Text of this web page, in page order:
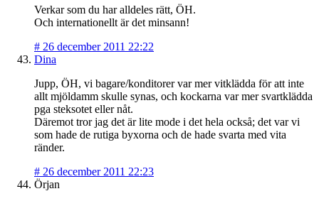
Verkar som du har alldeles rätt, ÖH.
Och internationellt är det minsann!
# 26 december 2011 22:22
Dina
Jupp, ÖH, vi bagare/konditorer var mer vitklädda för att inte
allt mjöldamm skulle synas, och kockarna var mer svartklädda
pga steksotet eller nåt.
Däremot tror jag det är lite mode i det hela också; det var vi
som hade de rutiga byxorna och de hade svarta med vita
ränder.
# 26 december 2011 22:23
Örjan